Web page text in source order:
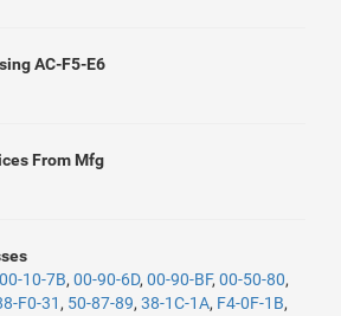
AC-F5-E6
From Mfg
00-10-7B, 00-90-6D, 00-90-BF, 00-50-80,
F0-31 , 50-87-89, 38-1C-1A, F4-0F-1B,